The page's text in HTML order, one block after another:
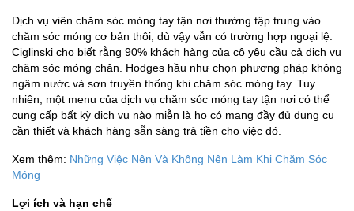
Dịch vụ viên chăm sóc móng tay tận nơi thường tập trung vào
chăm sóc móng cơ bản thôi, dù vậy vẫn có trường hợp ngoại lệ.
Ciglinski cho biết rằng 90% khách hàng của cô yêu cầu cả dịch vụ
chăm sóc móng chân. Hodges hầu như chọn phương pháp không
ngâm nước và sơn truyền thống khi chăm sóc móng tay. Tuy
nhiên, một menu của dịch vụ chăm sóc móng tay tận nơi có thể
cung cấp bất kỳ dịch vụ nào miễn là họ có mang đầy đủ dụng cụ
cần thiết và khách hàng sẵn sàng trả tiền cho việc đó.
Xem thêm: Những Việc Nên Và Không Nên Làm Khi Chăm Sóc
Móng
Lợi ích và hạn chế